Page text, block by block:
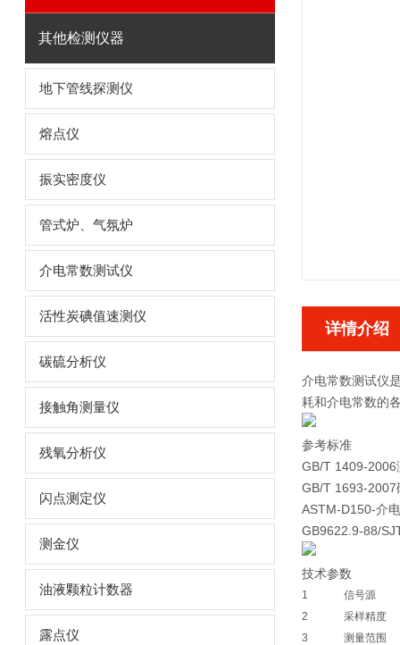
其他检测仪器
地下管线探测仪
熔点仪
振实密度仪
管式炉、气氛炉
介电常数测试仪
活性炭碘值速测仪
碳硫分析仪
接触角测量仪
残氧分析仪
闪点测定仪
测金仪
油液颗粒计数器
露点仪
详情介绍
介电常数测试仪
耗和介电常数的
参考标准
GB/T 1409-2006
GB/T 1693-2007
ASTM-D150-介
GB9622.9-88/
技术参数
1
信号源
2
采样精度
3
测量范围